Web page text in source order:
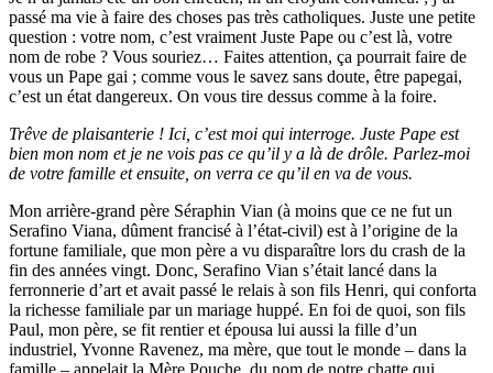
passé ma vie à faire des choses pas très catholiques. Juste une petite
question : votre nom, c’est vraiment Juste Pape ou c’est là, votre
nom de robe ? Vous souriez… Faites attention, ça pourrait faire de
vous un Pape gai ; comme vous le savez sans doute, être papegai,
c’est un état dangereux. On vous tire dessus comme à la foire.
Trêve de plaisanterie ! Ici, c’est moi qui interroge. Juste Pape est
bien mon nom et je ne vois pas ce qu’il y a là de drôle. Parlez-moi
de votre famille et ensuite, on verra ce qu’il en va de vous.
Mon arrière-grand père Séraphin Vian (à moins que ce ne fut un
Serafino Viana, dûment francisé à l’état-civil) est à l’origine de la
fortune familiale, que mon père a vu disparaître lors du crash de la
fin des années vingt. Donc, Serafino Vian s’était lancé dans la
ferronnerie d’art et avait passé le relais à son fils Henri, qui conforta
la richesse familiale par un mariage huppé. En foi de quoi, son fils
Paul, mon père, se fit rentier et épousa lui aussi la fille d’un
industriel, Yvonne Ravenez, ma mère, que tout le monde – dans la